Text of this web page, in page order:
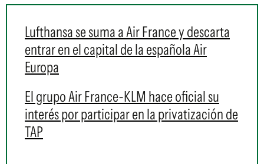
Lufthansa se suma a Air France y descarta
entrar en el capital de la española Air
Europa
El grupo Air France-KLM hace oficial su
interés por participar en la privatización de
TAP